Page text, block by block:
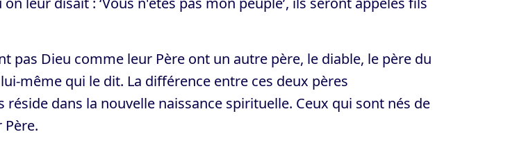
pas Dieu comme leur Père ont un autre père, le diable, le père du
lui-même qui le dit. La différence entre ces deux pères
dans la nouvelle naissance spirituelle. Ceux qui sont nés de